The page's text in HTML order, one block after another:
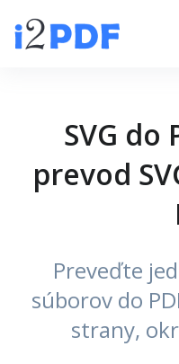
SVG do
prevod
Preveďte
súborov do
strany,